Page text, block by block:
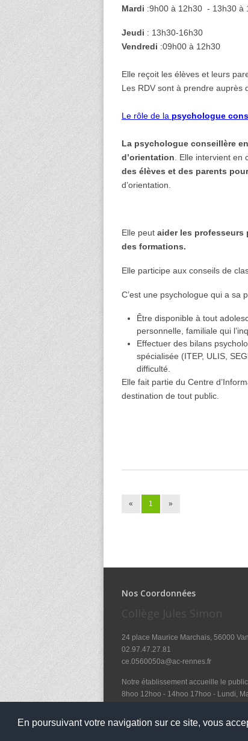
En poursuivant votre navigation sur ce site, vous
Mardi :9h00 à 12h30 - 13h30 à
Jeudi : 13h30-16h30
Vendredi :09h00 à 12h30
Elle reçoit les élèves et leurs
Les RDV sont à prendre auprès
Le rôle de la psychologue
La psychologue conseillère
d’orientation . Elle intervient
des élèves et des parents
d’orientation.
Elle peut aider les professeurs
des formations.
Elle participe aux conseils de
C’est une psychologue qui a sa
Être disponible à tout
personnelle, familiale qui
Effectuer des bilans
spécialisée (ITEP, ULIS,
difficulté.
Elle fait partie du Centre
destination de tout public.
« 1 »
Nos Coordonnées
Collège Jules Simon
24 place Maurice Marchais, 56000
02.97.47.27.81
ce.0560050a@ac-rennes.fr
Notre établissement accueille le
8hoo 12hoo - 14hoo 17hoo - Lundi,